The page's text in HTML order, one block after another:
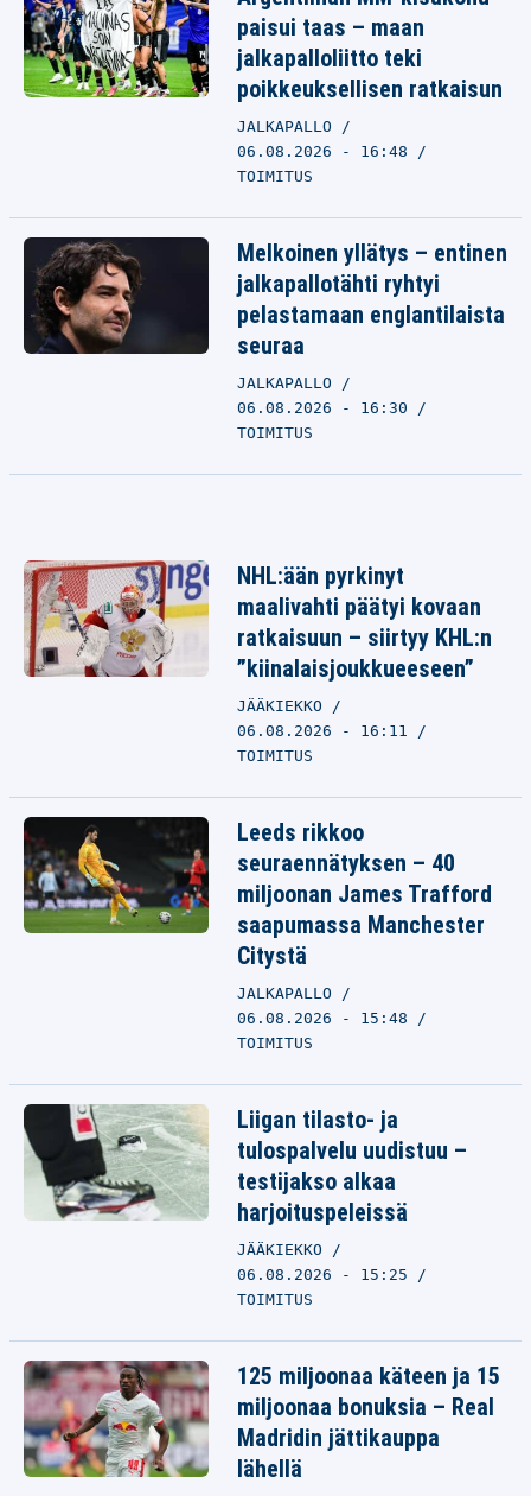
paisui taas – maan
jalkapalloliitto teki
poikkeuksellisen ratkaisun
JALKAPALLO
06.08.2026 - 16:48
TOIMITUS
Melkoinen yllätys – entinen
jalkapallotähti ryhtyi
pelastamaan englantilaista
seuraa
JALKAPALLO
06.08.2026 - 16:30
TOIMITUS
NHL:ään pyrkinyt
maalivahti päätyi kovaan
ratkaisuun – siirtyy KHL:n
”kiinalaisjoukkueeseen”
JÄÄKIEKKO
06.08.2026 - 16:11
TOIMITUS
Leeds rikkoo
seuraennätyksen – 40
miljoonan James Trafford
saapumassa Manchester
Citystä
JALKAPALLO
06.08.2026 - 15:48
TOIMITUS
Liigan tilasto- ja
tulospalvelu uudistuu –
testijakso alkaa
harjoituspeleissä
JÄÄKIEKKO
06.08.2026 - 15:25
TOIMITUS
125 miljoonaa käteen ja 15
miljoonaa bonuksia – Real
Madridin jättikauppa
lähellä